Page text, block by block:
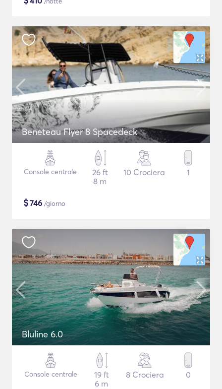
Beneteau Flyer 8 Spacedeck
Console centrale
26 ft
8 m
10 Crociera 1
$746 /giorno
Bluline 6.0
Console centrale
19 ft
6 m
8 Crociera 0